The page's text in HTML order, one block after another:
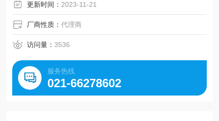
更新时间： 2023-11-21
厂商性质：代理商
访问量：3536
服务热线
021-66278602